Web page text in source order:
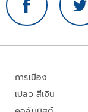
การเมือง
เปลว สีเงิน